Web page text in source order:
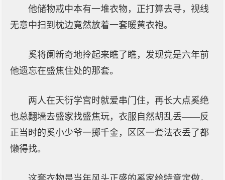
他储物戒中本有一堆衣物，正打算去寻，视线
无意中扫到枕边竟然放着一套暖黄衣袍。
奚将阑新奇地拎起来瞧了瞧，发现竟是六年前
他遗忘在盛焦住处的那套。
两人在天衍学宫时就爱串门住，再长大点奚绝
也总翻墙去盛家找盛焦玩，衣服自然胡乱丢——反
正当时的奚小少爷一掷千金，区区一套法衣丢了都
懒得找。